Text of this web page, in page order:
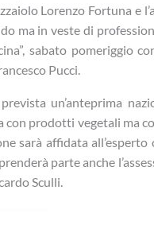
Lorenzo Fortuna e
ma in veste di
sabato pomeriggio
Pucci.
un’anteprima
con prodotti vegetali ma
sarà affidata
parte anche
Sculli.